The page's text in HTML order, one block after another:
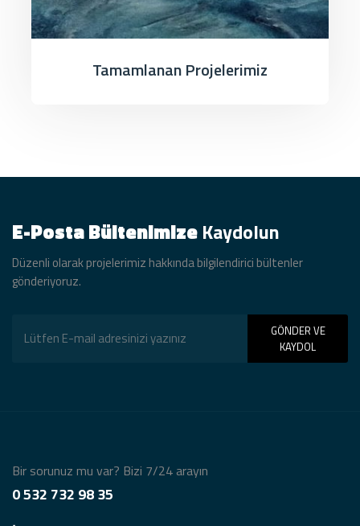
Tamamlanan Projelerimiz
E-Posta BültenimizeKaydolun
Düzenli olarak projelerimiz hakkında bilgilendirici bültenler
gönderiyoruz.
GÖNDER VE
KAYDOL
Bir sorunuz mu var? Bizi 7/24 arayın
0 532 732 98 35